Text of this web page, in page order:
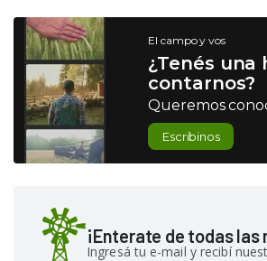
El campo y vos
¿Tenés una
contarnos?
Queremos
Escribinos
¡Enterate de todas las
Ingresá tu e-mail y recibí